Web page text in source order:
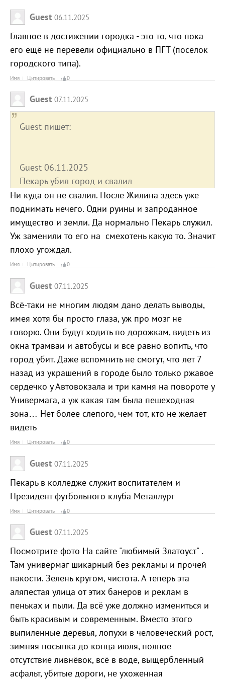
Guest 06.11.2025
Главное в достижении городка - это то, что пока
его ещё не перевели официально в ПГТ (поселок
городского типа).
Имя Цитировать 0
Guest 07.11.2025
Guest пишет:
Guest 06.11.2025
Пекарь убил город и свалил
Ни куда он не свалил. После Жилина здесь уже
поднимать нечего. Одни руины и запроданное
имущество и земли. Да нормально Пекарь служил.
Уж заменили то его на смехотень какую то. Значит
плохо угождал.
Имя Цитировать 0
Guest 07.11.2025
Всё-таки не многим людям дано делать выводы,
имея хотя бы просто глаза, уж про мозг не
говорю. Они будут ходить по дорожкам, видеть из
окна трамваи и автобусы и все равно вопить, что
город убит. Даже вспомнить не смогут, что лет 7
назад из украшений в городе было только ржавое
сердечко у Автовокзала и три камня на повороте у
Универмага, а уж какая там была пешеходная
зона… Нет более слепого, чем тот, кто не желает
видеть
Имя Цитировать 0
Guest 07.11.2025
Пекарь в колледже служит воспитателем и
Президент футбольного клуба Металлург
Имя Цитировать 0
Guest 07.11.2025
Посмотрите фото На сайте "любимый Златоуст" .
Там универмаг шикарный без рекламы и прочей
пакости. Зелень кругом, чистота. А теперь эта
аляпестая улица от этих банеров и реклам в
пеньках и пыли. Да всё уже должно измениться и
быть красивым и современным. Вместо этого
выпиленные деревья, лопухи в человеческий рост,
зимняя посыпка до конца июля, полное
отсутствие ливнёвок, всё в воде, выщербленный
асфальт, убитые дороги, не ухоженная